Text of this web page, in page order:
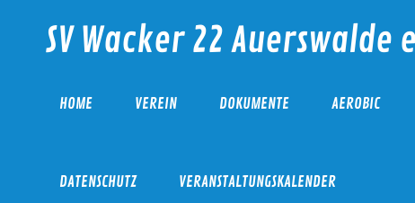
contentSV Wacker 22 Auerswalde
HOME VEREIN DOKUMENTE AEROBIC
DATENSCHUTZ VERANSTALTUNGSKALENDER